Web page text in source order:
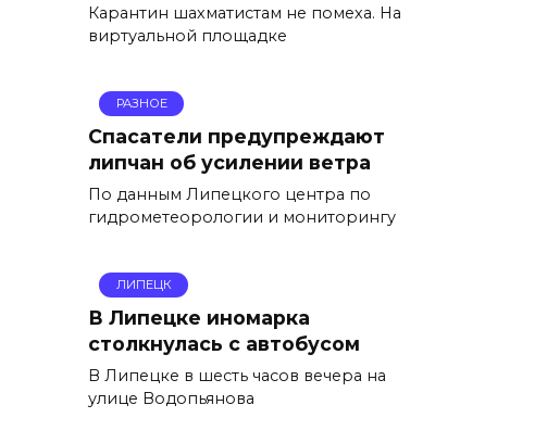
Карантин шахматистам не помеха. На
виртуальной площадке
РАЗНОЕ
Спасатели предупреждают
липчан об усилении ветра
По данным Липецкого центра по
гидрометеорологии и мониторингу
ЛИПЕЦК
В Липецке иномарка
столкнулась с автобусом
В Липецке в шесть часов вечера на
улице Водопьянова